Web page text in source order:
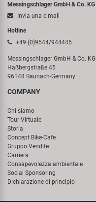
Messingschlager GmbH & Co. KG
Invia una e-mail
Hotline
+49 (0)9544/944445
Messingschlager GmbH & Co. KG
Haßbergstraße 45
96148 Baunach-Germany
COMPANY
Chi siamo
Tour Virtuale
Storia
Concept Bike-Cafe
Gruppo Vendite
Carriera
Consapevolezza ambientale
Social Sponsoring
Dichiarazione di principio